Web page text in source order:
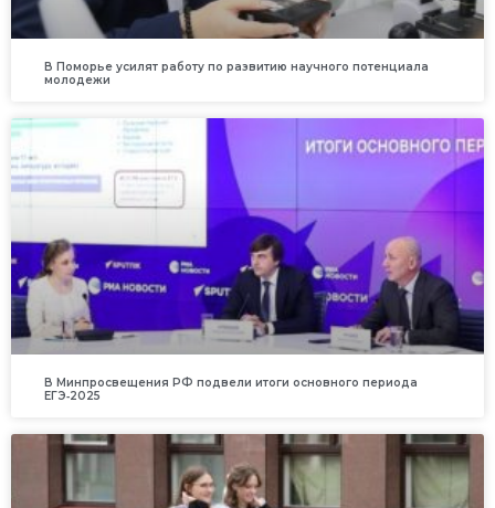
В Поморье усилят работу по развитию научного потенциала
молодежи
В Минпросвещения РФ подвели итоги основного периода
ЕГЭ‑2025